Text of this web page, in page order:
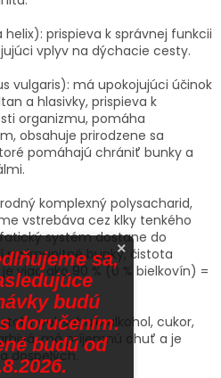
helix): prispieva k správnej funkcii
vplyv na dýchacie cesty.
vulgaris): má upokojujúci účinok
a hlasivky, prispieva k
organizmu, pomáha
obsahuje prirodzene sa
pomáhajú chrániť bunky a
komplexný polysacharid,
vstrebáva cez klky tenkého
systém dostane do
na imunitné bunky, čistota
viac ako 90 % (0 % bielkovín) =
neobsahuje alkohol, cukor,
má príjemnú chuť a je
dospelých.
×
sa,
budú
doručením.
budú od